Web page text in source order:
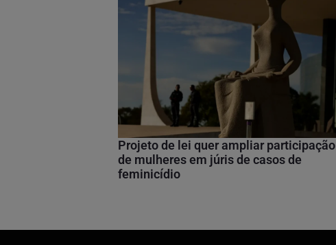
Projeto de lei quer ampliar participação
de mulheres em júris de casos de
feminicídio